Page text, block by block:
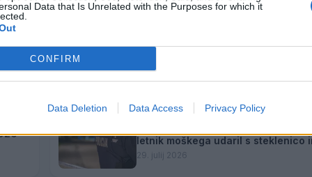
Data that Is Unrelated with the Purposes for which it
CONFIRM
Data Deletion Data Access Privacy Policy
ostal
Nova ljubezenska prevara:
3. avgust 2026
letnik moškega udaril s steklenico
zabodel
29. julij 2026